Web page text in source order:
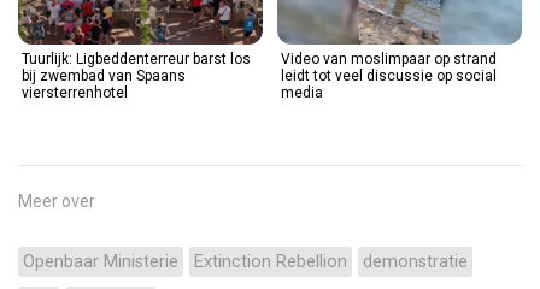
Tuurlijk: Ligbeddenterreur barst los
bij zwembad van Spaans
viersterrenhotel
Video van moslimpaar op strand
leidt tot veel discussie op social
media
Meer over
Openbaar Ministerie Extinction Rebellion
demonstratie